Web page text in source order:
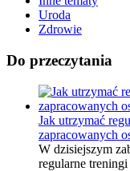
Uroda
Zdrowie
Do przeczytania
Jak utrzymać
zapracowanych
W dzisiejszym
regularne